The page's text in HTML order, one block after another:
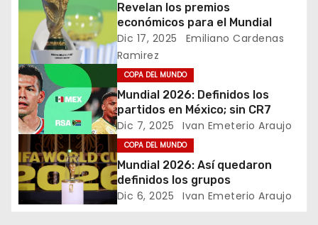
c
i
ó
n
d
e
Revelan los premios
económicos para el Mundial
Dic 17, 2025
Emiliano Cardenas
Ramirez
COPA DEL MUNDO
Mundial 2026: Definidos los
partidos en México; sin CR7
Dic 7, 2025 Ivan Emeterio Araujo
COPA DEL MUNDO
Mundial 2026: Así quedaron
definidos los grupos
Dic 6, 2025 Ivan Emeterio Araujo